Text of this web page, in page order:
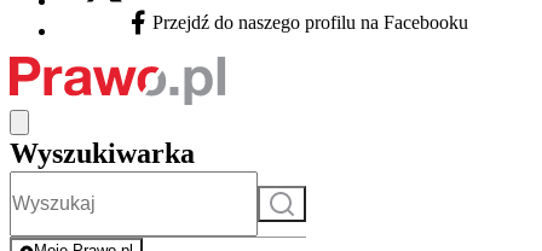
Facebook - otwiera się w nowej karcie
Przejdź do naszego profilu na Facebooku
Wyszukiwarka
Szukaj